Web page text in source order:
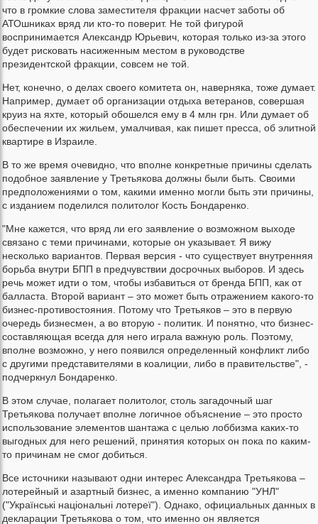
что в громкие слова заместителя фракции насчет заботы об
АТОшниках вряд ли кто-то поверит. Не той фигурой
воспринимается Александр Юрьевич, которая только из-за этого
будет рисковать насиженным местом в руководстве
президентской фракции, совсем не той.
Нет, конечно, о делах своего комитета он, наверняка, тоже думает.
Например, думает об организации отдыха ветеранов, совершая
круиз на яхте, который обошелся ему в 4 млн грн. Или думает об
обеспечении их жильем, умалчивая, как пишет пресса, об элитной
квартире в Израиле.
В то же время очевидно, что вполне конкретные причины сделать
подобное заявление у Третьякова должны были быть. Своими
предположениями о том, какими именно могли быть эти причины,
с изданием поделился политолог Кость Бондаренко.
"Мне кажется, что вряд ли его заявление о возможном выходе
связано с теми причинами, которые он указывает. Я вижу
несколько вариантов. Первая версия - что существует внутренняя
борьба внутри БПП в предчувствии досрочных выборов. И здесь
речь может идти о том, чтобы избавиться от бренда БПП, как от
балласта. Второй вариант – это может быть отражением какого-то
бизнес-противостояния. Потому что Третьяков – это в первую
очередь бизнесмен, а во вторую - политик. И понятно, что бизнес-
составляющая всегда для него играла важную роль. Поэтому,
вполне возможно, у него появился определенный конфликт либо
с другими представителями в коалиции, либо в правительстве", -
подчеркнул Бондаренко.
В этом случае, полагает политолог, столь загадочный шаг
Третьякова получает вполне логичное объяснение – это просто
использование элементов шантажа с целью лоббизма каких-то
выгодных для него решений, принятия которых он пока по каким-
то причинам не смог добиться.
Все источники называют одни интерес Александра Третьякова –
лотерейный и азартный бизнес, а именно компанию "УНЛ"
("Українські національні лотереї"). Однако, официальных данных в
декларации Третьякова о том, что именно он является